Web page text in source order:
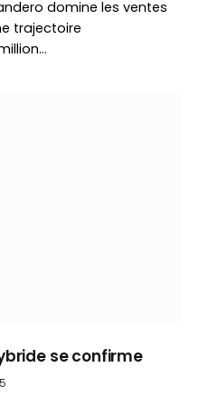
domine les ventes
trajectoire
se confirme